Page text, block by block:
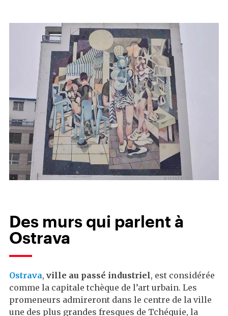
Des murs qui parlent à
Ostrava
Ostrava, ville au passé industriel, est considérée
comme la capitale tchèque de l’art urbain. Les
promeneurs admireront dans le centre de la ville
une des plus grandes fresques de Tchéquie, la